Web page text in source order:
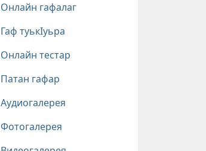
Онлайн гафалаг
Гаф туькIуьра
Онлайн тестар
Патан гафар
Аудиогалерея
Фотогалерея